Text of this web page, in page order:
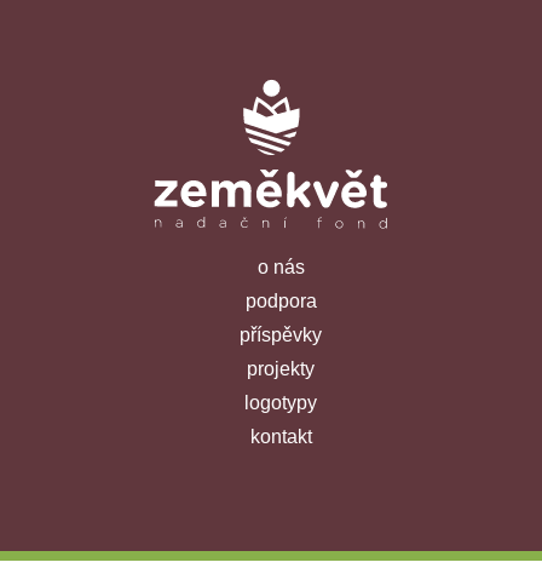
o nás
podpora
příspěvky
projekty
logotypy
kontakt